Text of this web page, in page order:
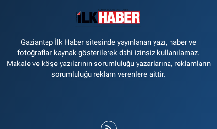
Gaziantep İlk Haber sitesinde yayınlanan yazı, haber ve
fotoğraflar kaynak gösterilerek dahi izinsiz kullanılamaz.
Makale ve köşe yazılarının sorumluluğu yazarlarına, reklamların
sorumluluğu reklam verenlere aittir.